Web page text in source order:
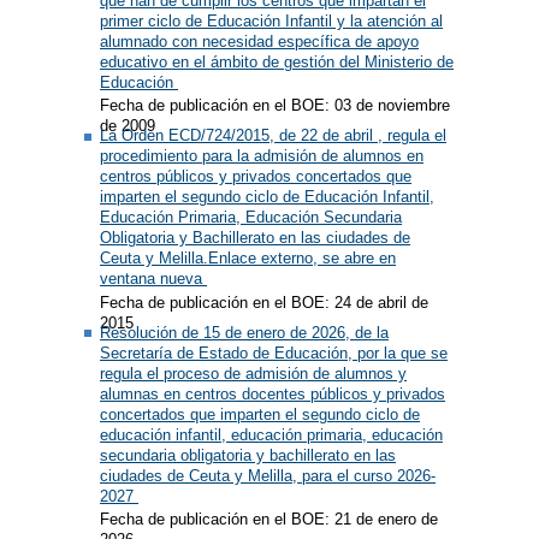
primer ciclo de Educación Infantil y la atención al
alumnado con necesidad específica de apoyo
educativo en el ámbito de gestión del Ministerio de
Educación
Fecha de publicación en el BOE: 03 de noviembre
de 2009
La Orden ECD/724/2015, de 22 de abril , regula el
procedimiento para la admisión de alumnos en
centros públicos y privados concertados que
imparten el segundo ciclo de Educación Infantil,
Educación Primaria, Educación Secundaria
Obligatoria y Bachillerato en las ciudades de
Ceuta y Melilla.Enlace externo, se abre en
ventana nueva
Fecha de publicación en el BOE: 24 de abril de
2015
Resolución de 15 de enero de 2026, de la
Secretaría de Estado de Educación, por la que se
regula el proceso de admisión de alumnos y
alumnas en centros docentes públicos y privados
concertados que imparten el segundo ciclo de
educación infantil, educación primaria, educación
secundaria obligatoria y bachillerato en las
ciudades de Ceuta y Melilla, para el curso 2026-
2027
Fecha de publicación en el BOE: 21 de enero de
2026